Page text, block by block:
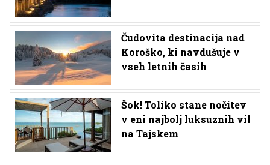
Čudovita destinacija nad
Koroško, ki navdušuje v
vseh letnih časih
Šok! Toliko stane nočitev
v eni najbolj luksuznih vil
na Tajskem